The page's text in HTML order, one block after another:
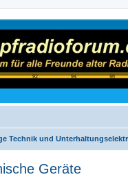
Technik und
Geräte